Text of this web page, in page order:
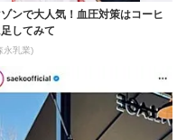
ンで大人気！血圧対策はコーヒ
してみて
永乳業)